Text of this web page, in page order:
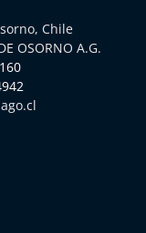
Chile
OSORNO A.G.